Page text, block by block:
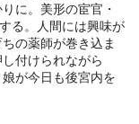
に。美形の宦官・
る。人間には興味が
の薬師が巻き込ま
付けられながら
が今日も後宮内を